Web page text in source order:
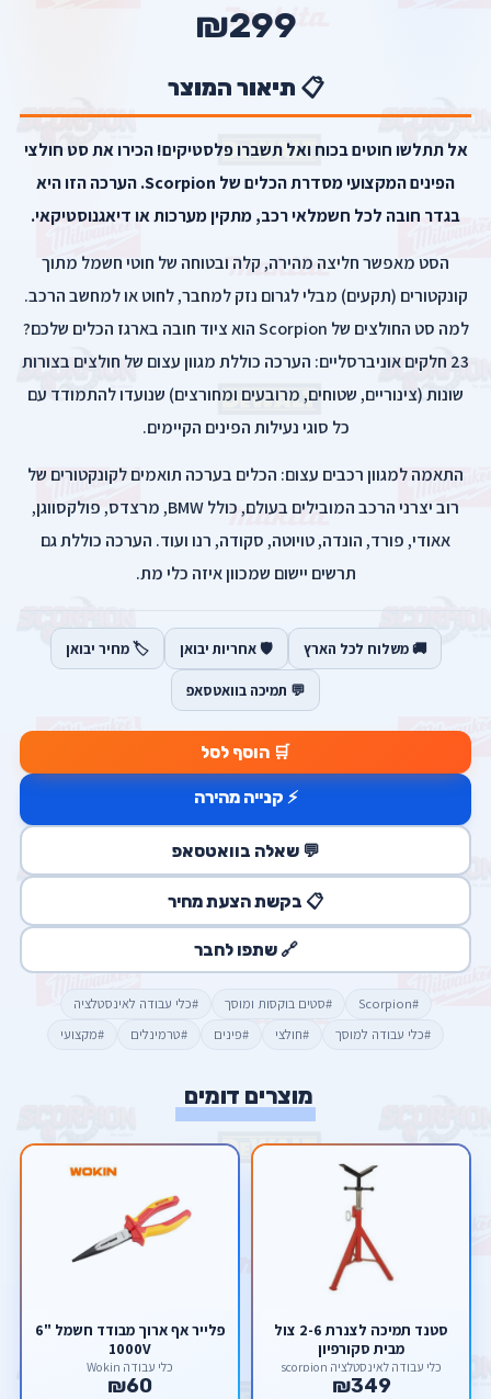
₪299
📋 תיאור המוצר
אל תתלשו חוטים בכוח ואל תשברו פלסטיקים! הכירו את סט חולצי
הפינים המקצועי מסדרת הכלים של Scorpion. הערכה הזו היא
בגדר חובה לכל חשמלאי רכב, מתקין מערכות או דיאגנוסטיקאי.
הסט מאפשר חליצה מהירה, קלה ובטוחה של חוטי חשמל מתוך
קונקטורים (תקעים) מבלי לגרום נזק למחבר, לחוט או למחשב הרכב.
למה סט החולצים של Scorpion הוא ציוד חובה בארגז הכלים שלכם?
23 חלקים אוניברסליים: הערכה כוללת מגוון עצום של חולצים בצורות
שונות (צינוריים, שטוחים, מרובעים ומחורצים) שנועדו להתמודד עם
כל סוגי נעילות הפינים הקיימים.
התאמה למגוון רכבים עצום: הכלים בערכה תואמים לקונקטורים של
רוב יצרני הרכב המובילים בעולם, כולל BMW, מרצדס, פולקסווגן,
אאודי, פורד, הונדה, טויוטה, סקודה, רנו ועוד. הערכה כוללת גם
תרשים יישום שמכוון איזה כלי מת.
🚚 משלוח לכל הארץ 🛡️ אחריות יבואן 🏷️ מחיר יבואן
💬 תמיכה בוואטסאפ
🛒 הוסף לסל
⚡ קנייה מהירה
💬 שאלה בוואטסאפ
📋 בקשת הצעת מחיר
🔗 שתפו לחבר
#Scorpion #סטים בוקסות ומוסך
#כלי עבודה לאינסטלציה
#כלי עבודה למוסך
#חולצי #פינים #טרמינלים #מקצועי
מוצרים דומים
סטנד תמיכה לצנרת 2-6 צול
מבית סקורפיון
כלי עבודה לאינסטלציה scorpion
₪349
פלייר אף ארוך מבודד חשמל "6
1000V
כלי עבודה Wokin
₪60